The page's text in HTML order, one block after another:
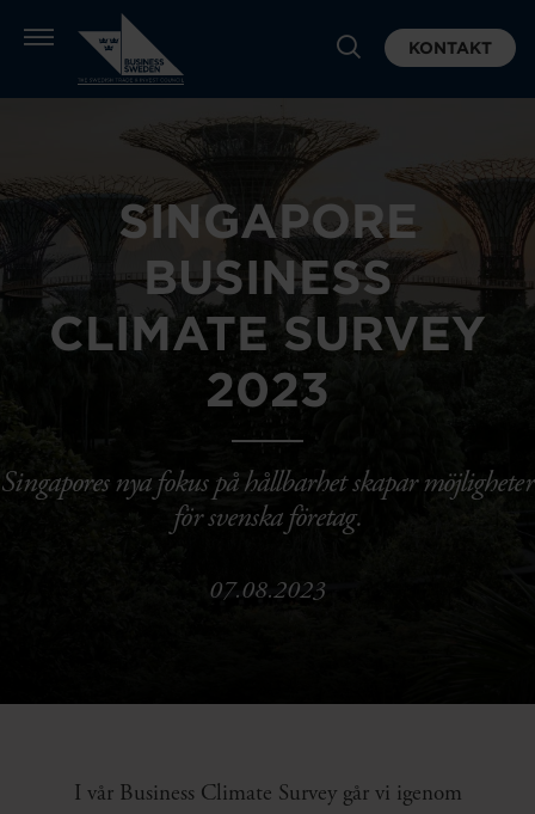
KONTAKT
SINGAPORE
BUSINESS
CLIMATE SURVEY
2023
Singapores nya fokus på hållbarhet skapar möjligheter
för svenska företag.
07.08.2023
I vår Business Climate Survey går vi igenom